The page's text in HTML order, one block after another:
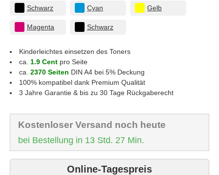
Schwarz Cyan Gelb
Magenta Schwarz
Kinderleichtes einsetzen des Toners
ca. 1.9 Cent pro Seite
ca. 2370 Seiten DIN A4 bei 5% Deckung
100% kompatibel dank Premium Qualität
3 Jahre Garantie & bis zu 30 Tage Rückgaberecht
Kostenloser Versand noch heute
bei Bestellung in 13 Std. 27 Min.
Online-Tagespreis